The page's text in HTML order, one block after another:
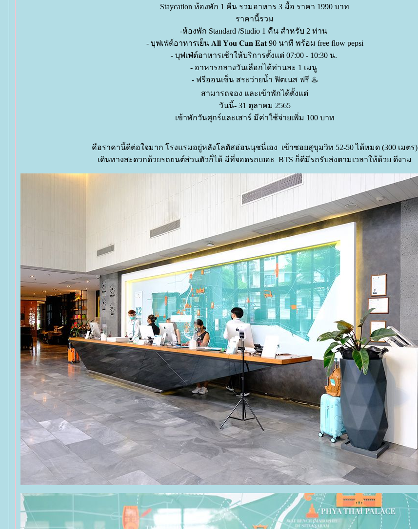
Staycation ห้องพัก 1 คืน รวมอาหาร 3 มื้อ ราคา 1990 บาท
ราคานี้รวม
-ห้องพัก Standard /Studio 1 คืน สำหรับ 2 ท่าน
- บุฟเฟ่ต์อาหารเย็น 𝐀𝐥𝐥 𝐘𝐨𝐮 𝐂𝐚𝐧 𝐄𝐚𝐭 90 นาที พร้อม free flow pepsi
- บุฟเฟ่ต์อาหารเช้าให้บริการตั้งแต่ 07:00 - 10:30 น.
- อาหารกลางวันเลือกได้ท่านละ 1 เมนู
- ฟรีออนเซ็น สระว่ายน้ำ ฟิตเนส ฟรี ♨️
สามารถจอง และเข้าพักได้ตั้งแต่
วันนี้- 31 ตุลาคม 2565
เข้าพักวันศุกร์และเสาร์ มีค่าใช้จ่ายเพิ่ม 100 บาท
คือราคานี้ดีต่อใจมาก โรงแรมอยู่หลังโลตัสอ่อนนุชนี่เอง เข้าซอยสุขุมวิท 52-50 ได้หมด (300 เมตร)
เดินทางสะดวกด้วยรถยนต์ส่วนตัวก็ได้ มีที่จอดรถเยอะ BTS ก็ดีมีรถรับส่งตามเวลาให้ด้วย ดีงาม